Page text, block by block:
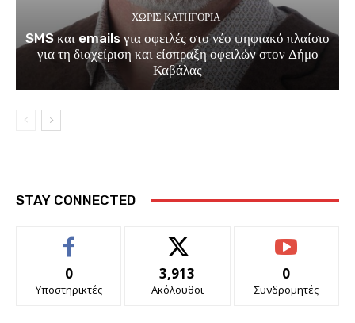
ΧΩΡΊΣ ΚΑΤΗΓΟΡΊΑ
SMS και emails για οφειλές στο νέο ψηφιακό πλαίσιο
για τη διαχείριση και είσπραξη οφειλών στον Δήμο
Καβάλας
STAY CONNECTED
0
Υποστηρικτές
3,913
Ακόλουθοι
0
Συνδρομητές